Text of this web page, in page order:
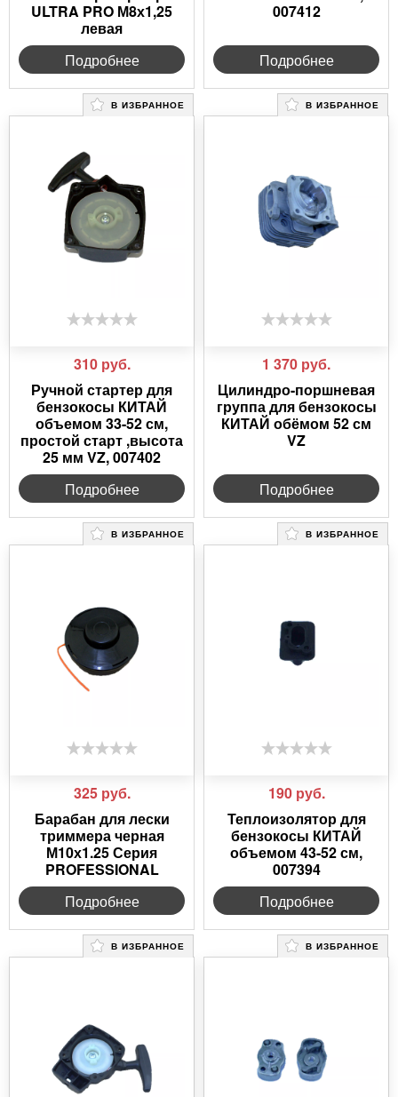
ULTRA PRO М8х1,25
левая
Подробнее
007412
Подробнее
В ИЗБРАННОЕ
310 руб.
Ручной стартер для
бензокосы КИТАЙ
объемом 33-52 см,
простой старт ,высота
25 мм VZ, 007402
Подробнее
В ИЗБРАННОЕ
1 370 руб.
Цилиндро-поршневая
группа для бензокосы
КИТАЙ обёмом 52 см
VZ
Подробнее
В ИЗБРАННОЕ
325 руб.
Барабан для лески
триммера черная
М10х1.25 Серия
PROFESSIONAL
Подробнее
В ИЗБРАННОЕ
190 руб.
Теплоизолятор для
бензокосы КИТАЙ
объемом 43-52 см,
007394
Подробнее
В ИЗБРАННОЕ В ИЗБРАННОЕ